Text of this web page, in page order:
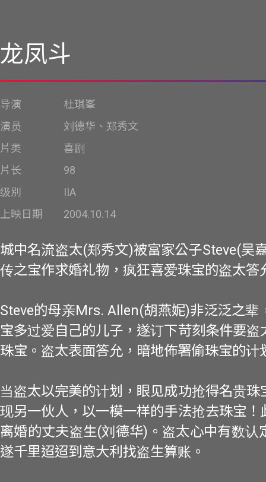
龙凤斗
导演
杜琪峯
演员
刘德华、郑秀文
片类
喜剧
片长
98
级別
IIA
上映日期
2004.10.14
城中名流盗太(郑秀文)被富家公子Steve(吴
传之宝作求婚礼物，疯狂喜爱珠宝的盗太答
Steve的母亲Mrs. Allen(胡燕妮)非泛泛之辈
宝多过爱自己的儿子，遂订下苛刻条件要盗
珠宝。盗太表面答允，暗地佈署偷珠宝的计
当盗太以完美的计划，眼见成功抢得名贵珠
现另一伙人，以一模一样的手法抢去珠宝！
离婚的丈夫盗生(刘德华)。盗太心中有数认
遂千里迢迢到意大利找盗生算账。